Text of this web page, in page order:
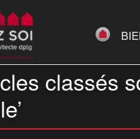
classés